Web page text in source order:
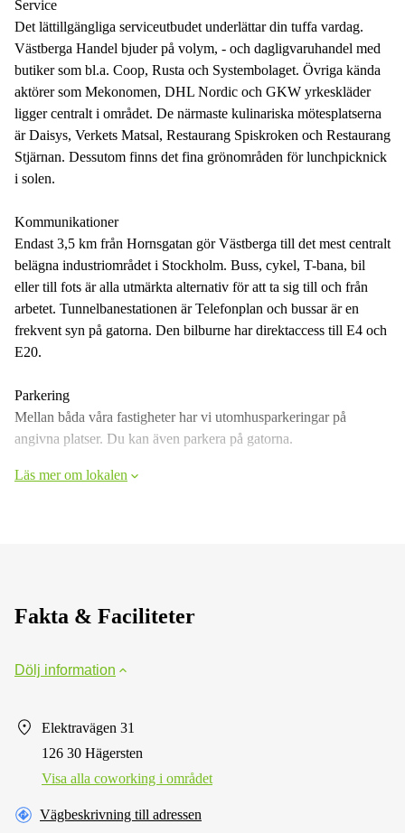
Service
Det lättillgängliga serviceutbudet underlättar din tuffa vardag.
Västberga Handel bjuder på volym, - och dagligvaruhandel med
butiker som bl.a. Coop, Rusta och Systembolaget. Övriga kända
aktörer som Mekonomen, DHL Nordic och GKW yrkeskläder
ligger centralt i området. De närmaste kulinariska mötesplatserna
är Daisys, Verkets Matsal, Restaurang Spiskroken och Restaurang
Stjärnan. Dessutom finns det fina grönområden för lunchpicknick
i solen.
Kommunikationer
Endast 3,5 km från Hornsgatan gör Västberga till det mest centralt
belägna industriområdet i Stockholm. Buss, cykel, T-bana, bil
eller till fots är alla utmärkta alternativ för att ta sig till och från
arbetet. Tunnelbanestationen är Telefonplan och bussar är en
frekvent syn på gatorna. Den bilburne har direktaccess till E4 och
E20.
Parkering
Mellan båda våra fastigheter har vi utomhusparkeringar på
angivna platser. Du kan även parkera på gatorna.
Läs mer om lokalen
Fakta & Faciliteter
Dölj information
Elektravägen 31
126 30 Hägersten
Visa alla сoworking i området
Vägbeskrivning till adressen